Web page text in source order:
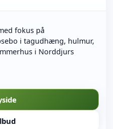
fokus på
i tagudhæng, hulmur,
i Norddjurs